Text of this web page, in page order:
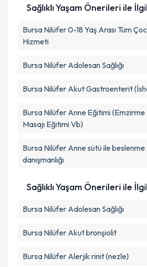
Sağlıklı Yaşam Önerileri ile
Bursa Nilüfer 0-18 Yaş Arası Tüm
Hizmeti
Bursa Nilüfer Adolesan Sağlığı
Bursa Nilüfer Akut Gastroenterit
Bursa Nilüfer Anne Eğitimi
Masajı Eğitimi Vb)
Bursa Nilüfer Anne sütü ile
danışmanlığı
Sağlıklı Yaşam Önerileri ile
Bursa Nilüfer Adolesan Sağlığı
Bursa Nilüfer Akut bronşiolit
Bursa Nilüfer Alerjik rinit (nezle)